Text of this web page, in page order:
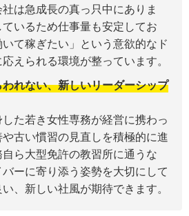
は急成長の真っ只中にありま
いるため仕事量も安定してお
て稼ぎたい」という意欲的なド
えられる環境が整っています。
れない、新しいリーダーシップ
た若き女性専務が経営に携わっ
古い慣習の見直しを積極的に進
ら大型免許の教習所に通うな
ーに寄り添う姿勢を大切にして
、新しい社風が期待できます。